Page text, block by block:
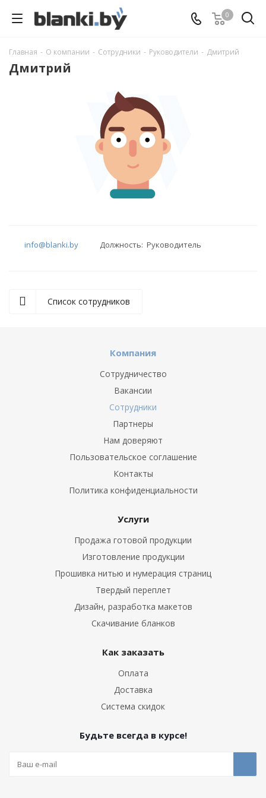
0
Главная - О компании - Сотрудники - Руководители - Дмитрий
Дмитрий
info@blanki.by Должность: Руководитель
Список сотрудников
Компания
Сотрудничество
Вакансии
Сотрудники
Партнеры
Нам доверяют
Пользовательское соглашение
Контакты
Политика конфиденциальности
Услуги
Продажа готовой продукции
Изготовление продукции
Прошивка нитью и нумерация страниц
Твердый переплет
Дизайн, разработка макетов
Скачивание бланков
Как заказать
Оплата
Доставка
Система скидок
Будьте всегда в курсе!